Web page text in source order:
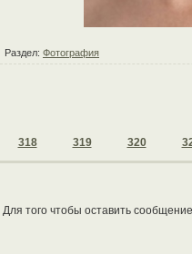
Раздел: Фотография
318 319 320
Для того чтобы оставить